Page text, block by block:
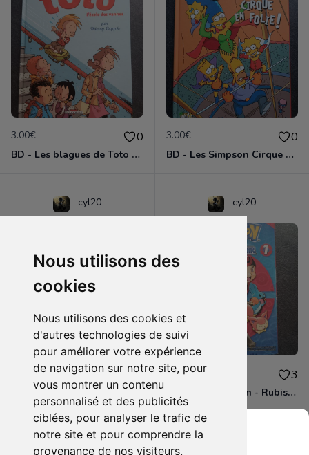
Nous utilisons des
cookies
Nous utilisons des cookies et
d'autres technologies de suivi
pour améliorer votre expérience
de navigation sur notre site, pour
vous montrer un contenu
personnalisé et des publicités
ciblées, pour analyser le trafic de
notre site et pour comprendre la
provenance de nos visiteurs.
3.00€ 0
BD - Les blagues de Toto - L'école des vannes - Tome 1
3.00€ 0
BD - Les Simpson Cirque en folie ! - Tome 11
cyl20
3.00€ 0
BD - Les Simpson - Sous les projecteurs - Tome 13
cyl20
4.00€ 3
Manga - Pokémon - Rubis et Saphir - Tome 1